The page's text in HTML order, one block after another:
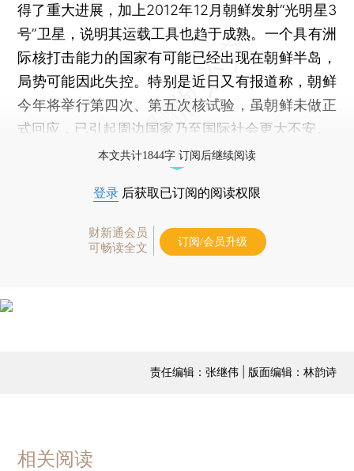
得了重大进展，加上2012年12月朝鲜发射“光明星3
号”卫星，说明其运载工具也趋于成熟。一个具有洲
际核打击能力的国家有可能已经出现在朝鲜半岛，
局势可能因此失控。特别是近日又有报道称，朝鲜
今年将举行第四次、第五次核试验，虽朝鲜未做正
式回应，已引起周边国家乃至国际社会更大不安。
本文共计1844字 订阅后继续阅读
登录 后获取已订阅的阅读权限
财新通会员
可畅读全文
订阅/会员升级
责任编辑：张继伟 | 版面编辑：林韵诗
相关阅读